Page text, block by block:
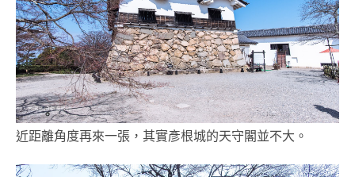
近距離角度再來一張，其實彥根城的天守閣並不大。